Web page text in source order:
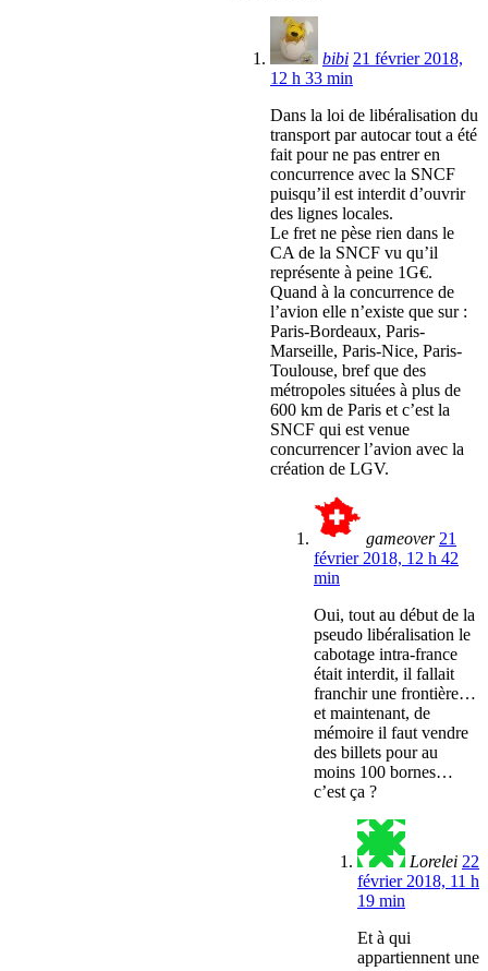
bibi 21 février 2018,
12 h 33 min
Dans la loi de libéralisation du
transport par autocar tout a été
fait pour ne pas entrer en
concurrence avec la SNCF
puisqu’il est interdit d’ouvrir
des lignes locales.
Le fret ne pèse rien dans le
CA de la SNCF vu qu’il
représente à peine 1G€.
Quand à la concurrence de
l’avion elle n’existe que sur :
Paris-Bordeaux, Paris-
Marseille, Paris-Nice, Paris-
Toulouse, bref que des
métropoles situées à plus de
600 km de Paris et c’est la
SNCF qui est venue
concurrencer l’avion avec la
création de LGV.
gameover 21
février 2018, 12 h 42
min
Oui, tout au début de la
pseudo libéralisation le
cabotage intra-france
était interdit, il fallait
franchir une frontière…
et maintenant, de
mémoire il faut vendre
des billets pour au
moins 100 bornes…
c’est ça ?
Lorelei 22
février 2018, 11 h
19 min
Et à qui
appartiennent une